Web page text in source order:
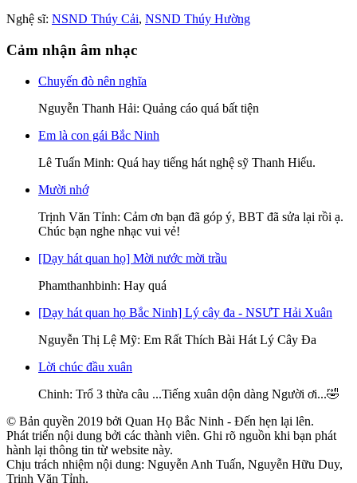
Nghệ sĩ: NSND Thúy Cải, NSND Thúy Hường
Cảm nhận âm nhạc
Chuyến đò nên nghĩa
Nguyễn Thanh Hải: Quảng cáo quá bất tiện
Em là con gái Bắc Ninh
Lê Tuấn Minh: Quá hay tiếng hát nghệ sỹ Thanh Hiếu.
Mười nhớ
Trịnh Văn Tỉnh: Cảm ơn bạn đã góp ý, BBT đã sửa lại rồi ạ.
Chúc bạn nghe nhạc vui vẻ!
[Dạy hát quan họ] Mời nước mời trầu
Phamthanhbinh: Hay quá
[Dạy hát quan họ Bắc Ninh] Lý cây đa - NSƯT Hải Xuân
Nguyễn Thị Lệ Mỹ: Em Rất Thích Bài Hát Lý Cây Đa
Lời chúc đầu xuân
Chinh: Trổ 3 thừa câu ...Tiếng xuân dộn dàng Người ơi...🤣
© Bản quyền 2019 bởi Quan Họ Bắc Ninh - Đến hẹn lại lên.
Phát triển nội dung bởi các thành viên. Ghi rõ nguồn khi bạn phát
hành lại thông tin từ website này.
Chịu trách nhiệm nội dung: Nguyễn Anh Tuấn, Nguyễn Hữu Duy,
Trịnh Văn Tỉnh.